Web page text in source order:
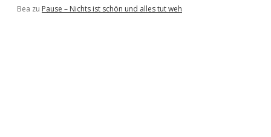
Bea zu Pause – Nichts ist schön und alles tut weh